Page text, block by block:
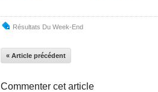
Résultats Du Week-End
« Article précédent
Commenter cet article